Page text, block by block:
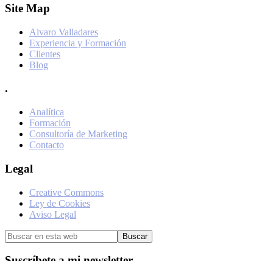
Footer
Site Map
Alvaro Valladares
Experiencia y Formación
Clientes
Blog
.
Analítica
Formación
Consultoría de Marketing
Contacto
Legal
Creative Commons
Ley de Cookies
Aviso Legal
Buscar
en
esta